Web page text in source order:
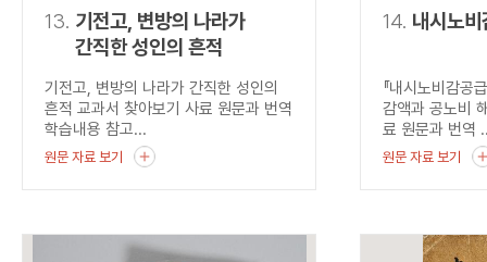
13. 기전고, 변방의 나라가
간직한 성인의 흔적
기전고, 변방의 나라가 간직한 성인의
흔적 교과서 찾아보기 사료 원문과 번역
학습내용 참고...
원문 자료 보기
14. 내시노
『내시노비감공
감액과 공노비
료 원문과 번역
원문 자료 보기